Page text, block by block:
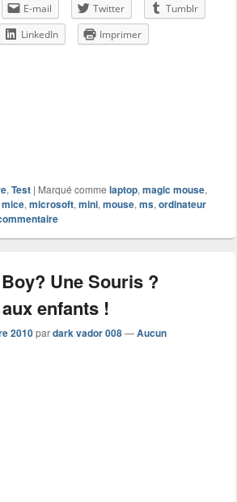
E-mail Twitter
Tumblr
LinkedIn Imprimer
, Test | Marqué comme laptop, magic mouse,
mice, microsoft, mini, mouse, ms, ordinateur
Une Souris ?
enfants !
2010 pardark vador 008 —Aucun